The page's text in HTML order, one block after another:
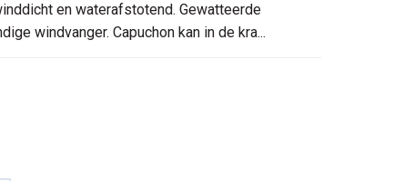
en waterafstotend. Gewatteerde
windvanger. Capuchon kan in de kra...